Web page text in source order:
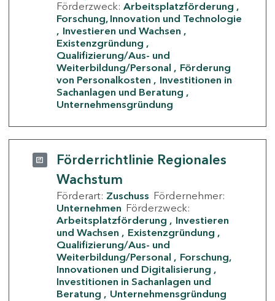
Förderzweck: Arbeitsplatzförderung
Forschung, Innovation und Technologie
Investieren und Wachsen
Existenzgründung
Qualifizierung/Aus- und
Weiterbildung/Personal
Förderung
von Personalkosten
Investitionen in
Sachanlagen und Beratung
Unternehmensgründung
Förderrichtlinie Regionales
Wachstum
Förderart: Zuschuss Fördernehmer:
Unternehmen Förderzweck:
Arbeitsplatzförderung
Investieren
und Wachsen
Existenzgründung
Qualifizierung/Aus- und
Weiterbildung/Personal
Forschung,
Innovationen und Digitalisierung
Investitionen in Sachanlagen und
Beratung
Unternehmensgründung